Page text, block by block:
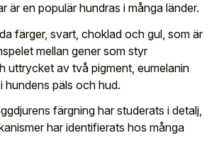
är en populär hundras i många länder.
färger, svart, choklad och gul, som är
mellan gener som styr
uttrycket av två pigment, eumelanin
hundens päls och hud.
färgning har studerats i detalj,
har identifierats hos många